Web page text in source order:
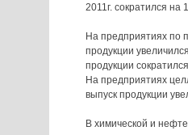
2011г. сократился
На предприятиях по
продукции
продукции
На предприятиях
выпуск продукции
В химической и